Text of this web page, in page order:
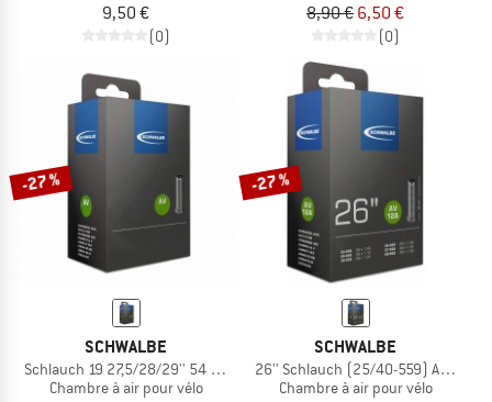
9,50 €
(0)
8,90 € 6,50 €
(0)
-27 %
SCHWALBE
Schlauch 19 27,5/28/29'' 54 bis 60-584/622/635
Chambre à air pour vélo
-27 %
SCHWALBE
26'' Schlauch (25/40-559) AV 12A
Chambre à air pour vélo